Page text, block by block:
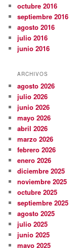
octubre 2016
septiembre 2016
agosto 2016
julio 2016
junio 2016
ARCHIVOS
agosto 2026
julio 2026
junio 2026
mayo 2026
abril 2026
marzo 2026
febrero 2026
enero 2026
diciembre 2025
noviembre 2025
octubre 2025
septiembre 2025
agosto 2025
julio 2025
junio 2025
mayo 2025